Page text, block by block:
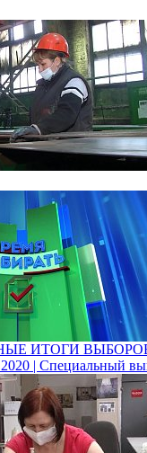
ИТОГИ
| Специальный